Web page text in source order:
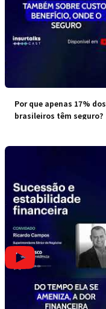
Por que apenas 17% dos
brasileiros têm seguro?